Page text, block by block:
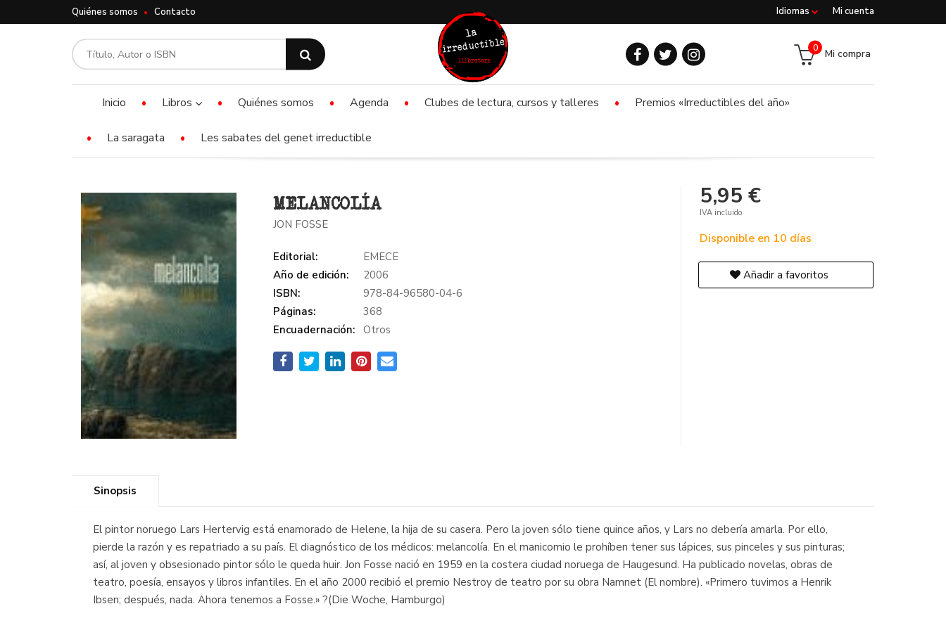
Mi cuenta
Idiomas
Quiénes somos Contacto
Mi compra
0
Inicio Libros Quiénes somos Agenda Clubes de lectura, cursos y talleres Premios «Irreductibles del año»
La saragata Les sabates del genet irreductible
MELANCOLÍA
JON FOSSE
Editorial:
EMECE
Año de edición:
2006
ISBN:
978-84-96580-04-6
Páginas:
368
Encuadernación:
Otros
5,95 €
IVA incluido
Disponible en 10 días
Añadir a favoritos
Sinopsis
El pintor noruego Lars Hertervig está enamorado de Helene, la hija de su casera. Pero la joven sólo tiene quince años, y Lars no debería amarla. Por ello,
pierde la razón y es repatriado a su país. El diagnóstico de los médicos: melancolía. En el manicomio le prohíben tener sus lápices, sus pinceles y sus pinturas;
así, al joven y obsesionado pintor sólo le queda huir. Jon Fosse nació en 1959 en la costera ciudad noruega de Haugesund. Ha publicado novelas, obras de
teatro, poesía, ensayos y libros infantiles. En el año 2000 recibió el premio Nestroy de teatro por su obra Namnet (El nombre). «Primero tuvimos a Henrik
Ibsen; después, nada. Ahora tenemos a Fosse.» ?(Die Woche, Hamburgo)